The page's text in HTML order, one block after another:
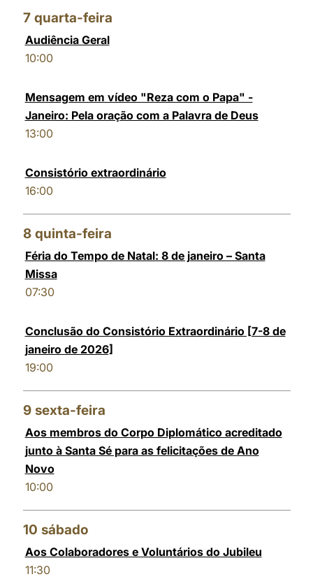
7 quarta-feira
Audiência Geral
10:00
Mensagem em vídeo "Reza com o Papa" -
Janeiro: Pela oração com a Palavra de Deus
13:00
Consistório extraordinário
16:00
8 quinta-feira
Féria do Tempo de Natal: 8 de janeiro – Santa
Missa
07:30
Conclusão do Consistório Extraordinário [7-8 de
janeiro de 2026]
19:00
9 sexta-feira
Aos membros do Corpo Diplomático acreditado
junto à Santa Sé para as felicitações de Ano
Novo
10:00
10 sábado
Aos Colaboradores e Voluntários do Jubileu
11:30